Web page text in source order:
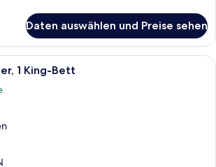
Daten auswählen und Preise sehen
Ein Hotelzimmer mit einem Bett,
1 King-Bett